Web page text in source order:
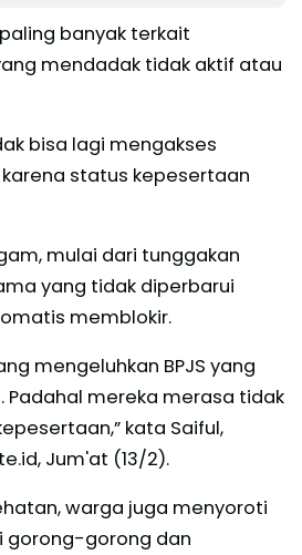
banyak terkait
mendadak tidak aktif atau
bisa lagi mengakses
status kepesertaan
mulai dari tunggakan
yang tidak diperbarui
memblokir.
mengeluhkan BPJS yang
mereka merasa tidak
kata Saiful,
Jum'at (13/2).
warga juga menyoroti
gorong-gorong dan